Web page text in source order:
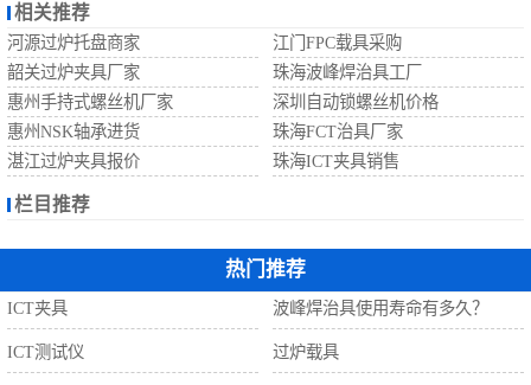
相关推荐
河源过炉托盘商家
江门FPC载具采购
韶关过炉夹具厂家
珠海波峰焊治具工厂
惠州手持式螺丝机厂家
深圳自动锁螺丝机价格
惠州NSK轴承进货
珠海FCT治具厂家
湛江过炉夹具报价
珠海ICT夹具销售
栏目推荐
热门推荐
ICT夹具 波峰焊治具使用寿命有多久？
ICT测试仪 过炉载具